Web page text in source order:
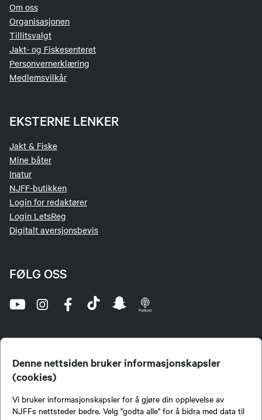
Denne nettsiden bruker informasjonskapsler
(cookies)
Vi bruker informasjonskapsler for å gjøre din opplevelse av
NJFFs nettsteder bedre. Velg "godta alle" for å bidra med data til
Om oss
Organisasjonen
Tillitsvalgt
Jakt- og Fiskesenteret
Personvernerklæring
Medlemsvilkår
EKSTERNE LENKER
Jakt & Fiske
Mine båter
Inatur
NJFF-butikken
Login for redaktører
Login LetsReg
Digitalt aversjonsbevis
FØLG OSS
jegere og sportsfiskere og et av de viktigste miljøene for formidling av kunnskap om jakt og
fiske i Norge. Vi er en partipolitisk nøytral organisasjon, men har et sterkt jakt-, fiske-, og